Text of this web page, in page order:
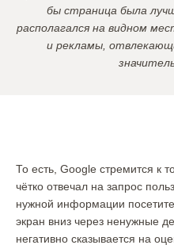
бы страница была
располагался на видном
и рекламы,
То есть, Google стремится к
чётко отвечал на запрос
нужной информации
экран вниз через ненужные
негативно сказывается на